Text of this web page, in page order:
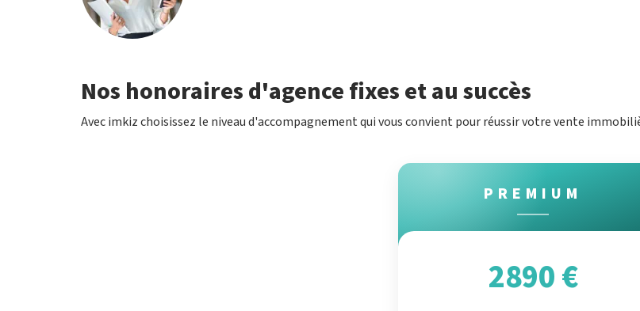
Nos honoraires d'agence fixes et au succès
Avec imkiz choisissez le niveau d'accompagnement qui vous convient pour réussir votre vente
PREMIUM
2890 €